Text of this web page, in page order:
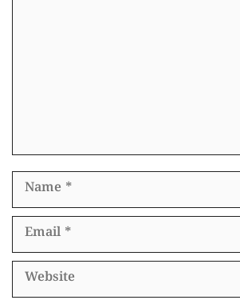
Name
Email
Website